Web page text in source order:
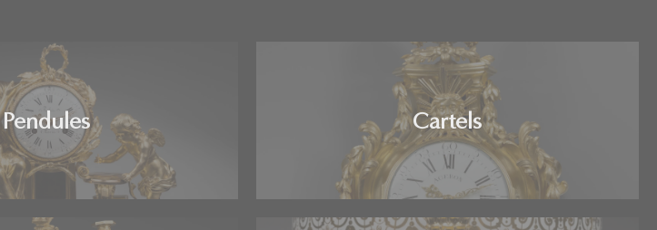
Pendules Cartels